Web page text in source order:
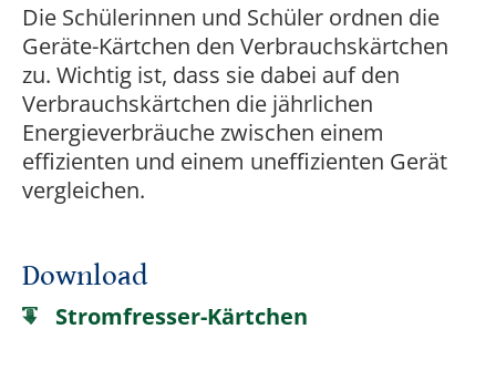
Die Schülerinnen und Schüler ordnen die
Geräte-Kärtchen den Verbrauchskärtchen
zu. Wichtig ist, dass sie dabei auf den
Verbrauchskärtchen die jährlichen
Energieverbräuche zwischen einem
effizienten und einem uneffizienten Gerät
vergleichen.
Download
Stromfresser-Kärtchen